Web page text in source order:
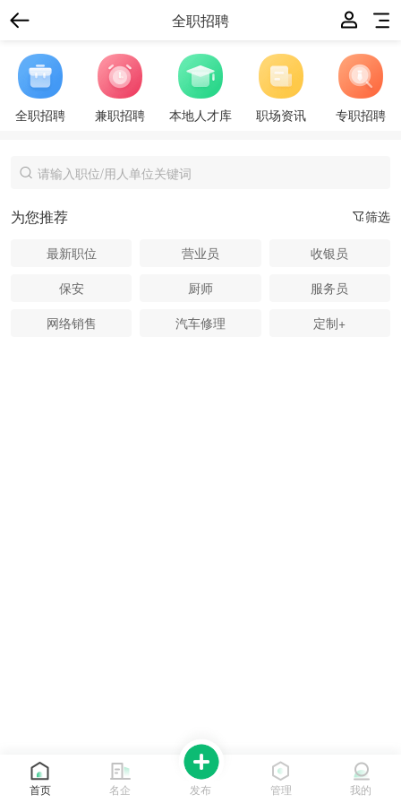
全职招聘
全职招聘 兼职招聘 本地人才库 职场资讯 专职招聘
筛选
为您推荐
最新职位 营业员
收银员
保安
厨师
服务员
网络销售
汽车修理 定制+
首页 名企 发布 管理 我的